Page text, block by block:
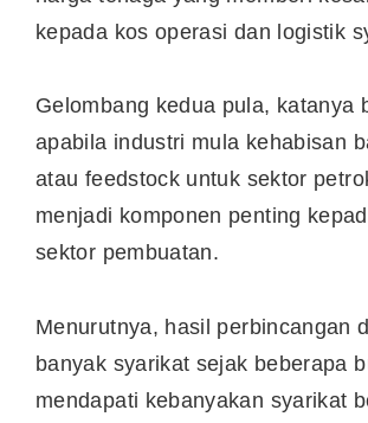
kepada kos operasi dan logistik
Gelombang kedua pula, katanya
apabila industri mula kehabisan
atau feedstock untuk sektor
menjadi komponen penting
sektor pembuatan.
Menurutnya, hasil perbincangan
banyak syarikat sejak beberapa
mendapati kebanyakan syarikat